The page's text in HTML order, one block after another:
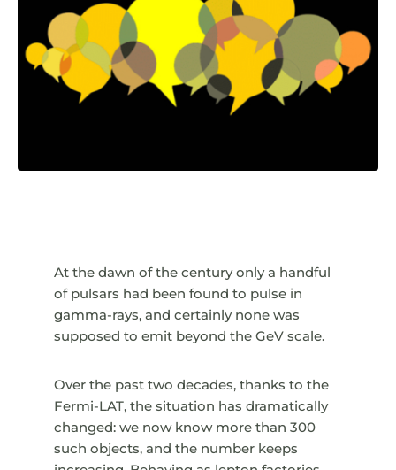
At the dawn of the century only a handful
of pulsars had been found to pulse in
gamma-rays, and certainly none was
supposed to emit beyond the GeV scale.
Over the past two decades, thanks to the
Fermi-LAT, the situation has dramatically
changed: we now know more than 300
such objects, and the number keeps